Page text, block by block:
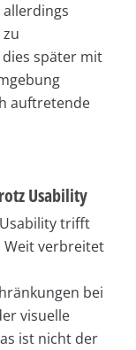
später mit
auftretende
Usability
trifft
Weit verbreitet
bei
visuelle
ist nicht der